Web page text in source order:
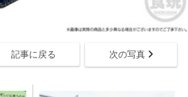
記事に戻る 次の写真